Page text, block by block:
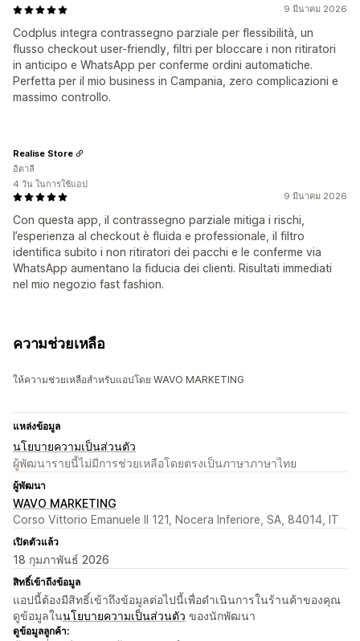
9 มีนาคม 2026
Codplus integra contrassegno parziale per flessibilità, un
flusso checkout user-friendly, filtri per bloccare i non ritiratori
in anticipo e WhatsApp per conferme ordini automatiche.
Perfetta per il mio business in Campania, zero complicazioni e
massimo controllo.
9 มีนาคม 2026
Con questa app, il contrassegno parziale mitiga i rischi,
l’esperienza al checkout è fluida e professionale, il filtro
identifica subito i non ritiratori dei pacchi e le conferme via
WhatsApp aumentano la fiducia dei clienti. Risultati immediati
nel mio negozio fast fashion.
Realise Store
อิตาลี
4 วัน ในการใช้แอป
ความช่วยเหลือ
ให้ความช่วยเหลือสำหรับแอปโดย WAVO MARKETING
แหล่งข้อมูล
นโยบายความเป็นส่วนตัว
ผู้พัฒนารายนี้ไม่มีการช่วยเหลือโดยตรงเป็นภาษาภาษาไทย
ผู้พัฒนา
WAVO MARKETING
Corso Vittorio Emanuele II 121, Nocera Inferiore, SA, 84014, IT
เปิดตัวแล้ว
18 กุมภาพันธ์ 2026
สิทธิ์เข้าถึงข้อมูล
แอปนี้ต้องมีสิทธิ์เข้าถึงข้อมูลต่อไปนี้เพื่อดำเนินการในร้านค้าของคุณ
ดูข้อมูลในนโยบายความเป็นส่วนตัว ของนักพัฒนา
ดูข้อมูลลูกค้า: